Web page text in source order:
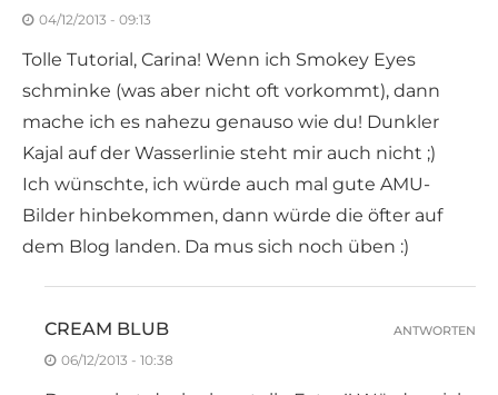
04/12/2013 - 09:13
Tolle Tutorial, Carina! Wenn ich Smokey Eyes
schminke (was aber nicht oft vorkommt), dann
mache ich es nahezu genauso wie du! Dunkler
Kajal auf der Wasserlinie steht mir auch nicht ;)
Ich wünschte, ich würde auch mal gute AMU-
Bilder hinbekommen, dann würde die öfter auf
dem Blog landen. Da mus sich noch üben :)
CREAM BLUB
06/12/2013 - 10:38
ANTWORTEN